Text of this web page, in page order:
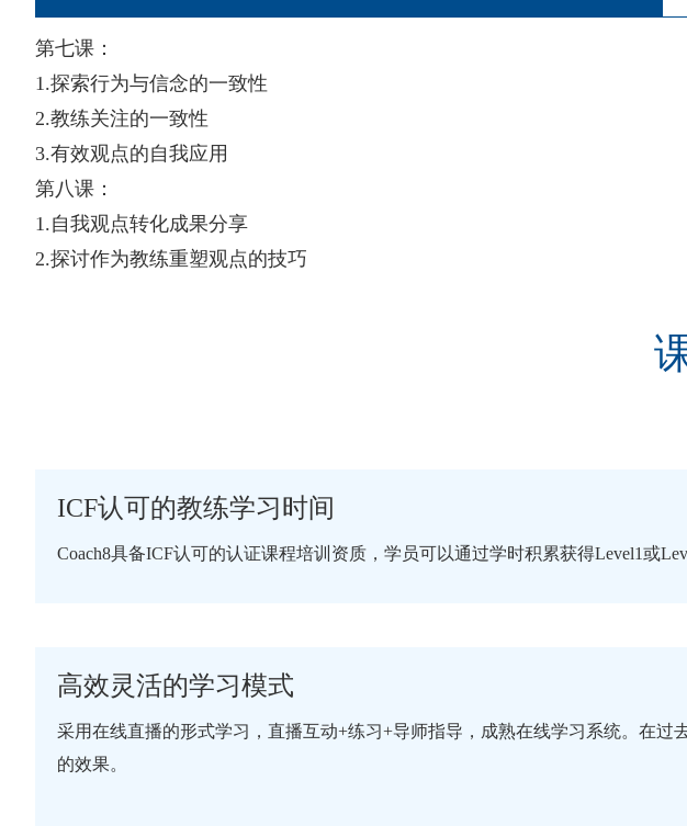
第七课：
1.探索行为与信念的一致性
2.教练关注的一致性
3.有效观点的自我应用
第八课：
1.自我观点转化成果分享
2.探讨作为教练重塑观点的技巧
ICF认可的教练学习时间
Coach8具备ICF认可的认证课程培训资质，学员可以通过学时积累获得Level1或
高效灵活的学习模式
采用在线直播的形式学习，直播互动+练习+导师指导，成熟在线学习系统。在
的效果。